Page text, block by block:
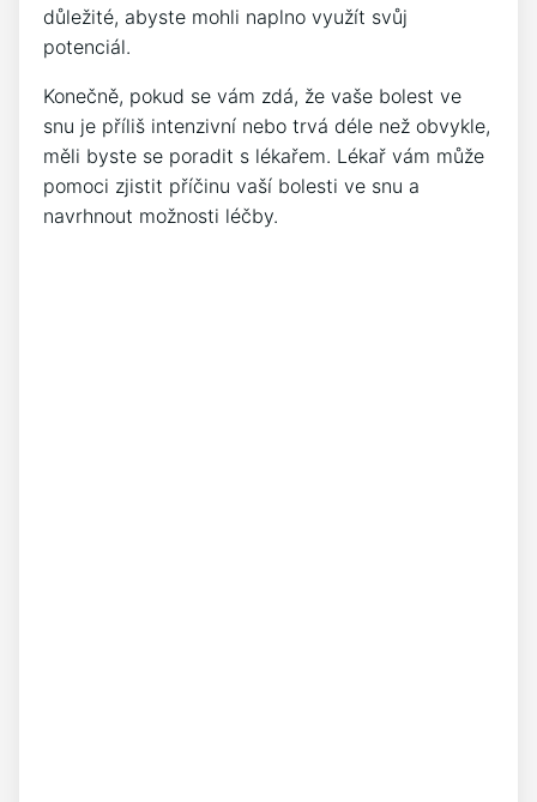
důležité, abyste mohli naplno využít svůj
potenciál.
Konečně, pokud se vám zdá, že vaše bolest ve
snu je příliš intenzivní nebo trvá déle než obvykle,
měli byste se poradit s lékařem. Lékař vám může
pomoci zjistit příčinu vaší bolesti ve snu a
navrhnout možnosti léčby.